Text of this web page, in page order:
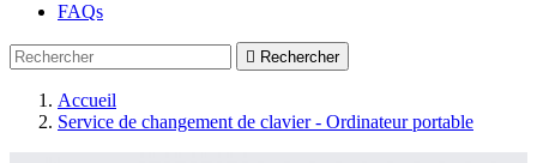
FAQs
 Rechercher
Accueil
Service de changement de clavier - Ordinateur portable